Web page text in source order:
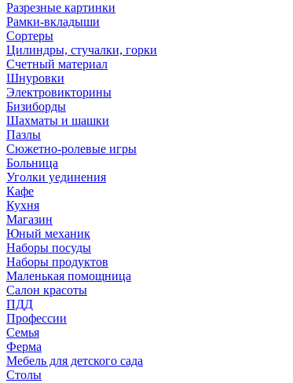
Разрезные картинки
Рамки-вкладыши
Сортеры
Цилиндры, стучалки, горки
Счетный материал
Шнуровки
Электровикторины
Бизиборды
Шахматы и шашки
Пазлы
Сюжетно-ролевые игры
Больница
Уголки уединения
Кафе
Кухня
Магазин
Юный механик
Наборы посуды
Наборы продуктов
Маленькая помощница
Салон красоты
ПДД
Профессии
Семья
Ферма
Мебель для детского сада
Столы